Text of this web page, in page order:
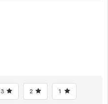
3 2 1